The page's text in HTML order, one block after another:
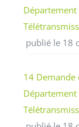
Département
publié le 18
14 Demande
Département